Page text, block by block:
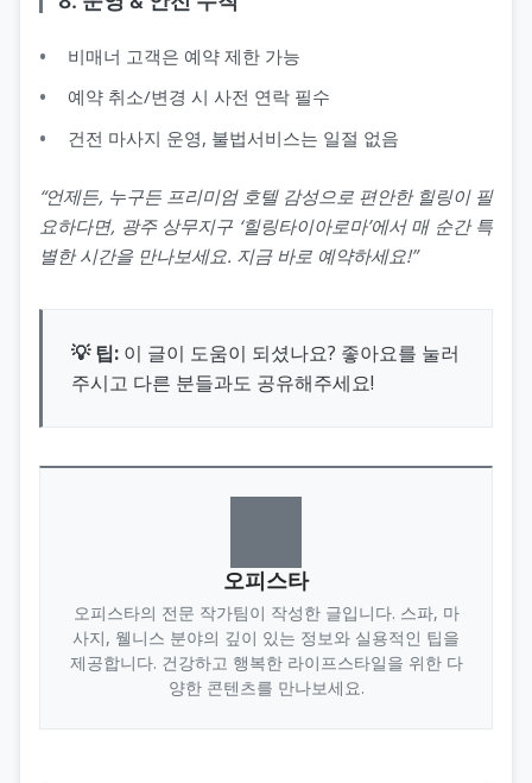
비매너 고객은 예약 제한 가능
예약 취소/변경 시 사전 연락 필수
건전 마사지 운영, 불법서비스는 일절 없음
“언제든, 누구든 프리미엄 호텔 감성으로 편안한 힐링이 필
요하다면, 광주 상무지구 ‘힐링타이아로마’에서 매 순간 특
별한 시간을 만나보세요. 지금 바로 예약하세요!”
💡 팁: 이 글이 도움이 되셨나요? 좋아요를 눌러
주시고 다른 분들과도 공유해주세요!
오피스타
오피스타의 전문 작가팀이 작성한 글입니다. 스파, 마
사지, 웰니스 분야의 깊이 있는 정보와 실용적인 팁을
제공합니다. 건강하고 행복한 라이프스타일을 위한 다
양한 콘텐츠를 만나보세요.